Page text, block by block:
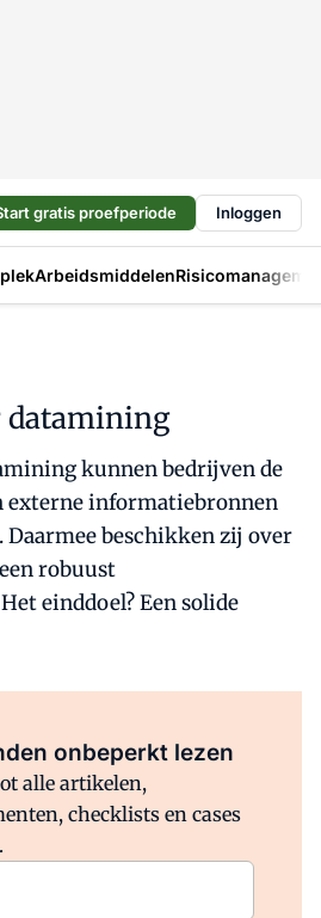
gratis proefperiode Inloggen
Arbeidsmiddelen
datamining
kunnen bedrijven de
externe informatiebronnen
beschikken zij over
robuust
einddoel? Een solide
onbeperkt lezen
alle artikelen,
checklists en cases